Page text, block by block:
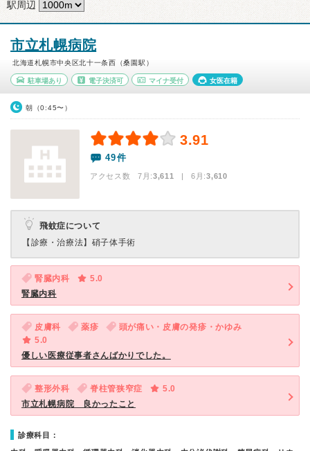
駅周辺
市立札幌病院
北海道札幌市中央区北十一条西（桑園駅）
駐車場あり 電子決済可 マイナ受付 女医在籍
朝（0:45〜）
3.91
49件
アクセス数 7月:3,611 | 6月:3,610
飛蚊症について
【診療・治療法】 硝子体手術
腎臓内科
5.0
腎臓内科
皮膚科 薬疹
頭が痛い・皮膚の発疹・かゆみ
5.0
優しい医療従事者さんばかりでした。
整形外科 脊柱管狭窄症
5.0
市立札幌病院 良かったこと
診療科目：